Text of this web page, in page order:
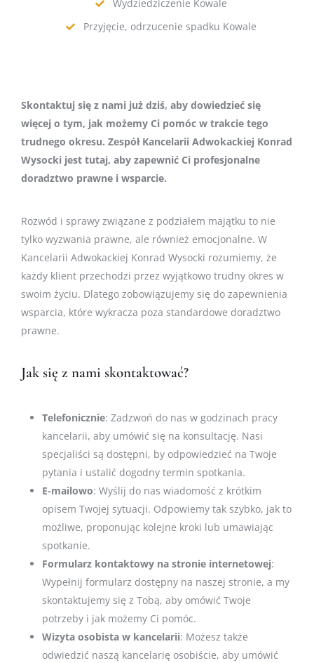
Wydziedziczenie Kowale
Przyjęcie, odrzucenie spadku Kowale
Skontaktuj się z nami już dziś, aby dowiedzieć się
więcej o tym, jak możemy Ci pomóc w trakcie tego
trudnego okresu. Zespół Kancelarii Adwokackiej Konrad
Wysocki jest tutaj, aby zapewnić Ci profesjonalne
doradztwo prawne i wsparcie.
Rozwód i sprawy związane z podziałem majątku to nie
tylko wyzwania prawne, ale również emocjonalne. W
Kancelarii Adwokackiej Konrad Wysocki rozumiemy, że
każdy klient przechodzi przez wyjątkowo trudny okres w
swoim życiu. Dlatego zobowiązujemy się do zapewnienia
wsparcia, które wykracza poza standardowe doradztwo
prawne.
Jak się z nami skontaktować?
Telefonicznie: Zadzwoń do nas w godzinach pracy
kancelarii, aby umówić się na konsultację. Nasi
specjaliści są dostępni, by odpowiedzieć na Twoje
pytania i ustalić dogodny termin spotkania.
E-mailowo: Wyślij do nas wiadomość z krótkim
opisem Twojej sytuacji. Odpowiemy tak szybko, jak to
możliwe, proponując kolejne kroki lub umawiając
spotkanie.
Formularz kontaktowy na stronie internetowej:
Wypełnij formularz dostępny na naszej stronie, a my
skontaktujemy się z Tobą, aby omówić Twoje
potrzeby i jak możemy Ci pomóc.
Wizyta osobista w kancelarii: Możesz także
odwiedzić naszą kancelarię osobiście, aby umówić